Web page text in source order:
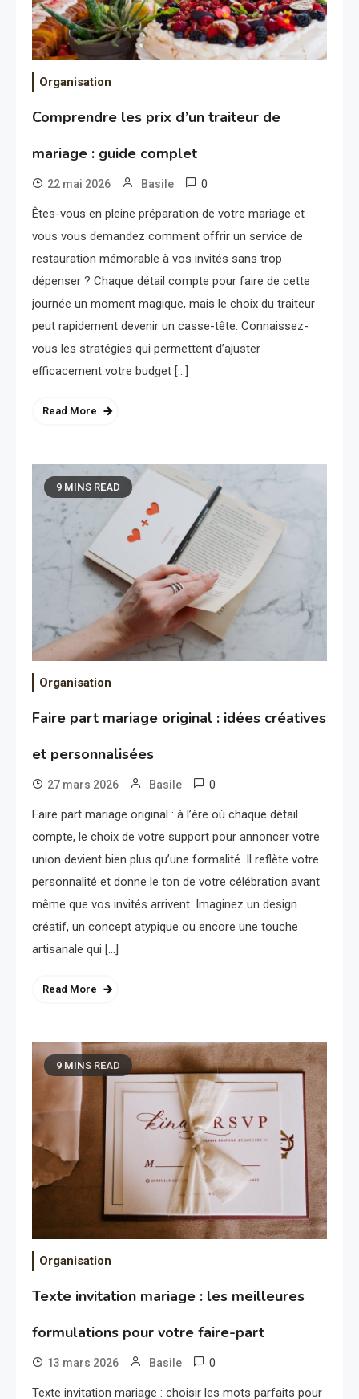
Organisation
Comprendre les prix d’un traiteur de
mariage : guide complet
22 mai 2026 Basile 0
Êtes-vous en pleine préparation de votre mariage et
vous vous demandez comment offrir un service de
restauration mémorable à vos invités sans trop
dépenser ? Chaque détail compte pour faire de cette
journée un moment magique, mais le choix du traiteur
peut rapidement devenir un casse-tête. Connaissez-
vous les stratégies qui permettent d’ajuster
efficacement votre budget […]
Read More
9 MINS READ
Organisation
Faire part mariage original : idées créatives
et personnalisées
27 mars 2026 Basile 0
Faire part mariage original : à l’ère où chaque détail
compte, le choix de votre support pour annoncer votre
union devient bien plus qu’une formalité. Il reflète votre
personnalité et donne le ton de votre célébration avant
même que vos invités arrivent. Imaginez un design
créatif, un concept atypique ou encore une touche
artisanale qui […]
Read More
9 MINS READ
Organisation
Texte invitation mariage : les meilleures
formulations pour votre faire-part
13 mars 2026 Basile 0
Texte invitation mariage : choisir les mots parfaits pour